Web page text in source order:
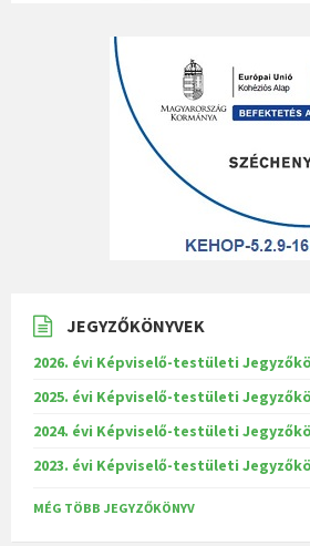
JEGYZŐKÖNYVEK
2026. évi Képviselő-testületi
2025. évi Képviselő-testületi
2024. évi Képviselő-testületi
2023. évi Képviselő-testületi
MÉG TÖBB JEGYZŐKÖNYV